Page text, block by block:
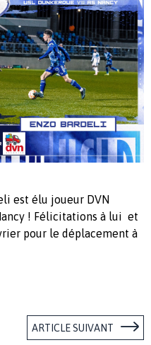
est élu joueur DVN
! Félicitations à lui et
pour le déplacement à
ARTICLE SUIVANT